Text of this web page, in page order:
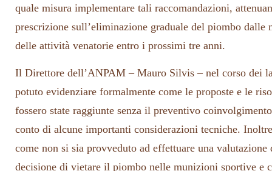
quale misura implementare tali raccomandazioni,
prescrizione sull’eliminazione graduale del piombo dalle
delle attività venatorie entro i prossimi tre anni.
Il Direttore dell’ANPAM – Mauro Silvis – nel corso dei
potuto evidenziare formalmente come le proposte e le
fossero state raggiunte senza il preventivo
conto di alcune importanti considerazioni tecniche.
come non si sia provveduto ad effettuare una valutazione
decisione di vietare il piombo nelle munizioni sportive e